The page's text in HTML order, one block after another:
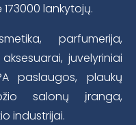
lankytojų.
parfumerija,
juvelyriniai
paslaugos, plaukų
salonų įranga,
industrijai.